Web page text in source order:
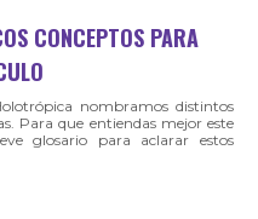
CONCEPTOS PARA
nombramos distintos
Para que entiendas mejor este
glosario para aclarar estos